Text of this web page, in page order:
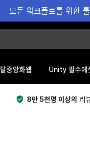
모든 워크플로를 위한
탈중앙화웹 Unity 필수에
8만 5천명 이상의 리